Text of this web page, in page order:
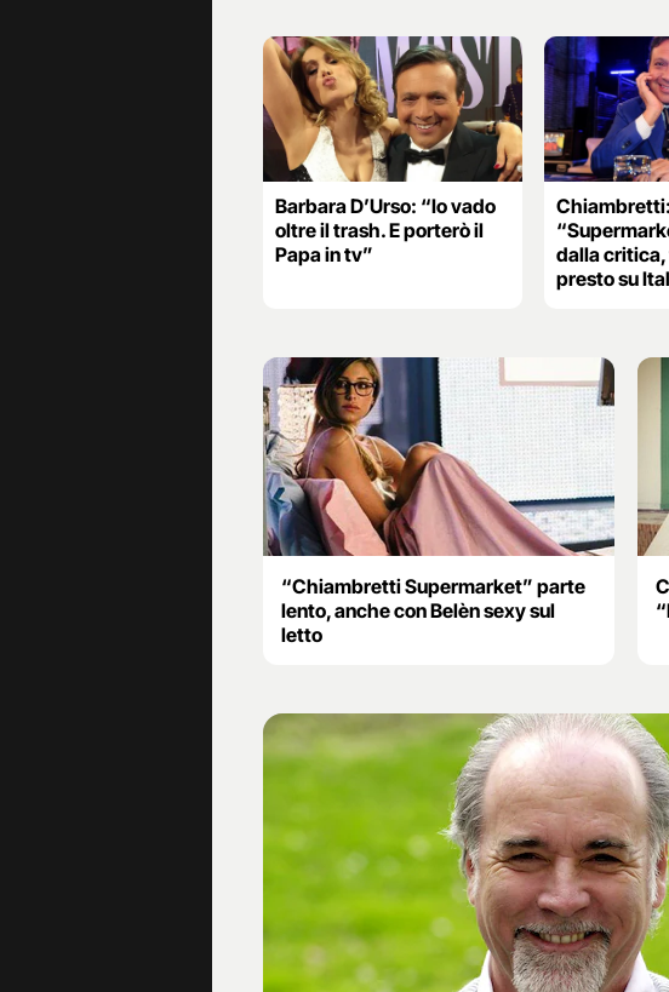
Barbara D’Urso: “Io vado
oltre il trash. E porterò il
Papa in tv”
Chiambretti:
dalla
presto su
“Chiambretti Supermarket” parte
lento, anche con Belèn sexy sul
letto